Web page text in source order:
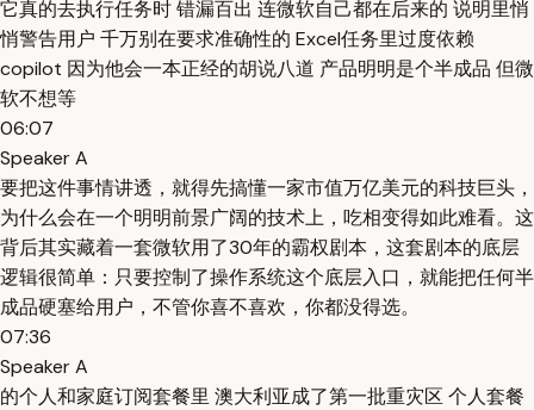
它真的去执行任务时 错漏百出 连微软自己都在后来的 说明里悄
悄警告用户 千万别在要求准确性的 Excel任务里过度依赖
copilot 因为他会一本正经的胡说八道 产品明明是个半成品 但微
软不想等
06:07
Speaker A
要把这件事情讲透，就得先搞懂一家市值万亿美元的科技巨头，
为什么会在一个明明前景广阔的技术上，吃相变得如此难看。这
背后其实藏着一套微软用了30年的霸权剧本，这套剧本的底层
逻辑很简单：只要控制了操作系统这个底层入口，就能把任何半
成品硬塞给用户，不管你喜不喜欢，你都没得选。
07:36
Speaker A
的个人和家庭订阅套餐里 澳大利亚成了第一批重灾区 个人套餐